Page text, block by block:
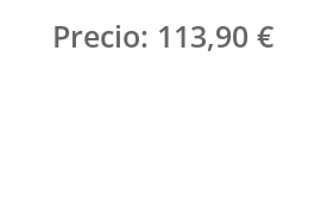
Precio: 113,90 €